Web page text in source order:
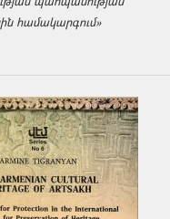
համակարգում»